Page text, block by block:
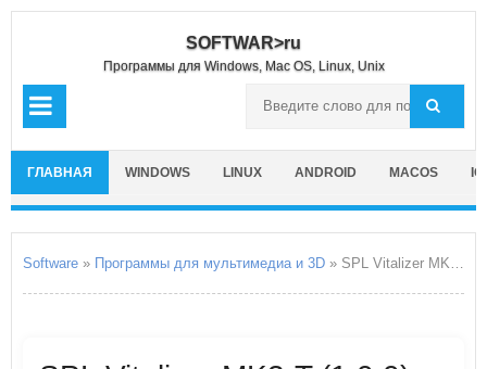
SOFTWAR>ru
Программы для Windows, Mac OS, Linux, Unix
ГЛАВНАЯ WINDOWS LINUX ANDROID MACOS
Software » Программы для мультимедиа и 3D » SPL Vitalizer MK3-T